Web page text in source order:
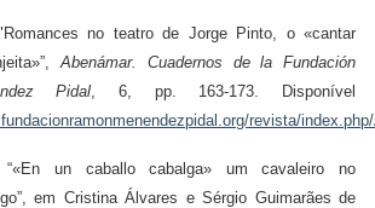
"Romances no teatro de Jorge Pinto, o «cantar
Abenámar. Cuadernos de la Fundación
Pidal, 6, pp. 163-173. Disponível
revista/
“«En un caballo cabalga» um cavaleiro no
em Cristina Álvares e Sérgio Guimarães de